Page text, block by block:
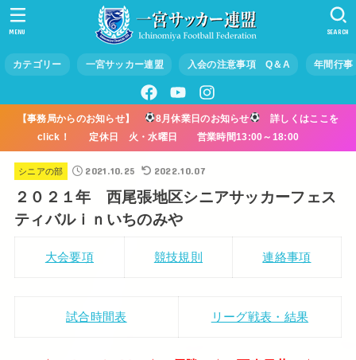
カテゴリー 一宮サッカー連盟 入会の注意事項 Q＆A 年間行事
SEARCH
MENU
【事務局からのお知らせ】 8月休業日のお知らせ
詳しくはここを
click！ 定休日 火・水曜日 営業時間13:00～18:00
シニアの部 2021.10.25 2022.10.07
２０２１年 西尾張地区シニアサッカーフェス
ティバルｉｎいちのみや
大会要項 競技規則 連絡事項
試合時間表 リーグ戦表・結果